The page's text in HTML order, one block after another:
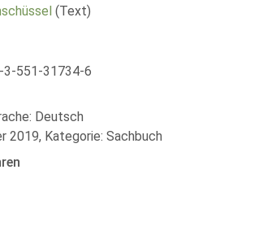
(Text)
3-551-31734-6
Deutsch
2019, Kategorie: Sachbuch